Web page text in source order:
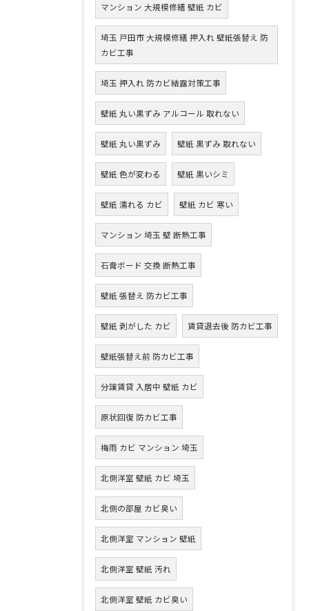
マンション 大規模修繕 壁紙 カビ
埼玉 戸田市 大規模修繕 押入れ 壁紙張替え 防
カビ工事
埼玉 押入れ 防カビ結露対策工事
壁紙 丸い黒ずみ アルコール 取れない
壁紙 丸い黒ずみ 壁紙 黒ずみ 取れない
壁紙 色が変わる 壁紙 黒いシミ
壁紙 濡れる カビ 壁紙 カビ 寒い
マンション 埼玉 壁 断熱工事
石膏ボード 交換 断熱工事
壁紙 張替え 防カビ工事
壁紙 剥がした カビ 賃貸退去後 防カビ工事
壁紙張替え前 防カビ工事
分譲賃貸 入居中 壁紙 カビ
原状回復 防カビ工事
梅雨 カビ マンション 埼玉
北側洋室 壁紙 カビ 埼玉
北側の部屋 カビ臭い
北側洋室 マンション 壁紙
北側洋室 壁紙 汚れ
北側洋室 壁紙 カビ臭い